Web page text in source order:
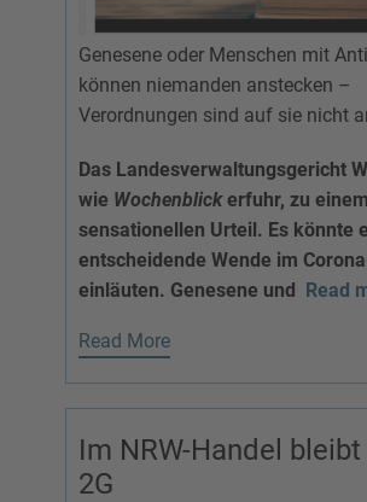
Genesene oder Menschen mit
können niemanden anstecken –
Verordnungen sind auf sie nicht
Das Landesverwaltungsgericht
wie Wochenblickerfuhr, zu einem
sensationellen Urteil. Es könnte
entscheidende Wende im
einläuten. Genesene und Read
Read More
Im NRW-Handel bleibt
2G